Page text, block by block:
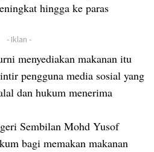
hingga ke paras
- Iklan -
menyediakan makanan itu
pengguna media sosial yang
dan hukum menerima
Sembilan Mohd Yusof
bagi memakan makanan